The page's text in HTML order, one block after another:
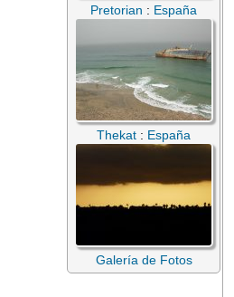
Pretorian : España
Thekat : España
Galería de Fotos